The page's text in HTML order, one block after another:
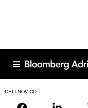
DELI NOVICO